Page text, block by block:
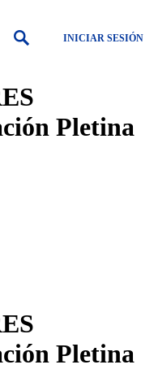
INICIAR SESIÓN
Pletina
Pletina